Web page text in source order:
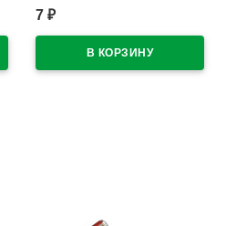
арт. SBC19С
7 ₽